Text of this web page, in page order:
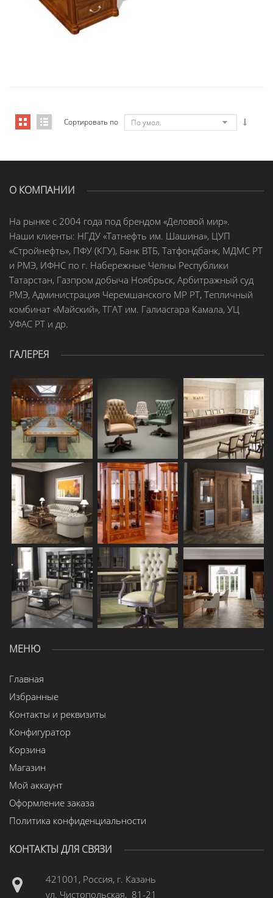
Сортировать по По умол.
О КОМПАНИИ
На рынке с 2004 года под брендом «Деловой мир».
Наши клиенты: НГДУ «Татнефть им. Шашина», ЦУП
«Стройнефть», ПФУ (КГУ), Банк ВТБ, Татфондбанк, МДМС РТ
и РМЭ, ИФНС по г. Набережные Челны Республики
Татарстан, Газпром добыча Ноябрьск, Арбитражный суд
РМЭ, Администрация Черемшанского МР РТ, Тепличный
комбинат «Майский», ТГАТ им. Галиасгара Камала, УЦ
УФАС РТ и др.
ГАЛЕРЕЯ
МЕНЮ
Главная
Избранные
Контакты и реквизиты
Конфигуратор
Корзина
Магазин
Мой аккаунт
Оформление заказа
Политика конфиденциальности
КОНТАКТЫ ДЛЯ СВЯЗИ
421001, Россия, г. Казань
ул. Чистопольская, 81-21